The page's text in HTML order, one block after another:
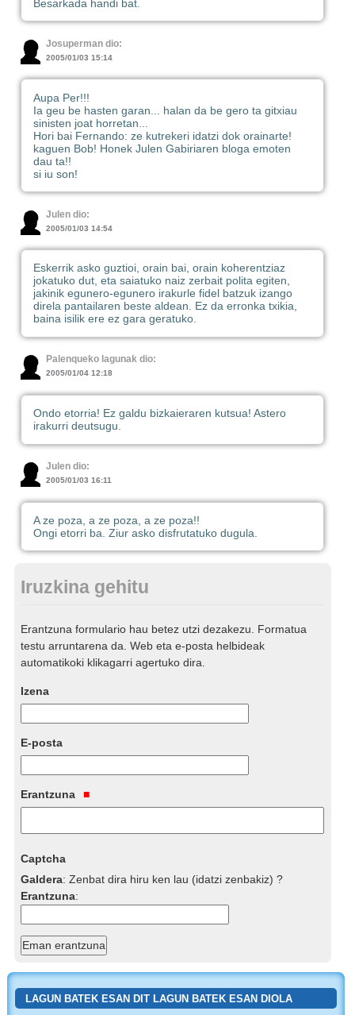
Besarkada handi bat.
Josuperman dio:
2005/01/03 15:14
Aupa Per!!!
Ia geu be hasten garan... halan da be gero ta gitxiau
sinisten joat horretan...
Hori bai Fernando: ze kutrekeri idatzi dok orainarte!
kaguen Bob! Honek Julen Gabiriaren bloga emoten
dau ta!!
si iu son!
Julen dio:
2005/01/03 14:54
Eskerrik asko guztioi, orain bai, orain koherentziaz
jokatuko dut, eta saiatuko naiz zerbait polita egiten,
jakinik egunero-egunero irakurle fidel batzuk izango
direla pantailaren beste aldean. Ez da erronka txikia,
baina isilik ere ez gara geratuko.
Palenqueko lagunak dio:
2005/01/04 12:18
Ondo etorria! Ez galdu bizkaieraren kutsua! Astero
irakurri deutsugu.
Julen dio:
2005/01/03 16:11
A ze poza, a ze poza, a ze poza!!
Ongi etorri ba. Ziur asko disfrutatuko dugula.
Iruzkina gehitu
Erantzuna formulario hau betez utzi dezakezu. Formatua
testu arruntarena da. Web eta e-posta helbideak
automatikoki klikagarri agertuko dira.
Izena
E-posta
Erantzuna
Captcha
Galdera:Zenbat dira hiru ken lau (idatzi zenbakiz) ?
Erantzuna:
LAGUN BATEK ESAN DIT LAGUN BATEK ESAN DIOLA